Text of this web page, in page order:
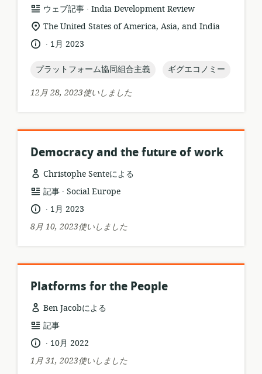
リ
ソ
ー
ス
ォ
マ
ウェブ記事 .
公
開
者:
India Development Review
関
る
ロ
ケ
ー
シ
The United States of America, Asia, and India
言
.
公
日:
1月 2023
topic:
プラットフォーム協同組合主義 topic:
ギグエコノミー
12月 28, 2023使いしました
Democracy and the future of work
Christophe Senteによる
リ
ス
ー
ッ
記事 .
公
開
者:
Social Europe
言
語:
.
公
開
日:
1月 2023
8月 10, 2023使いしました
Platforms for the People
Ben Jacobによる
リ
ス
記事
言
語:
.
公
開
日:
10月 2022
1月 31, 2023使いしました